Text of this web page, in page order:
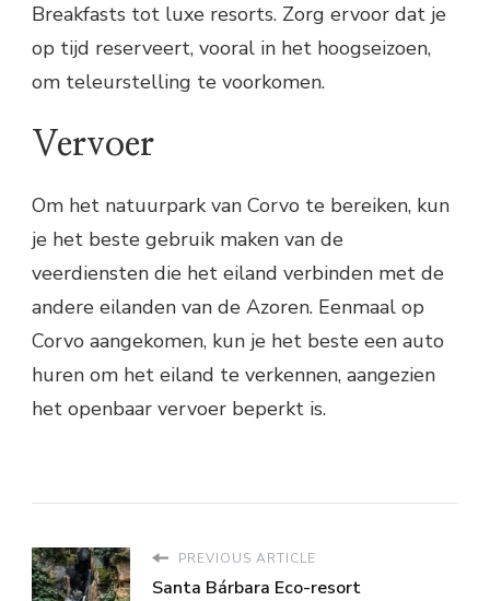
Breakfasts tot luxe resorts. Zorg ervoor dat je
op tijd reserveert, vooral in het hoogseizoen,
om teleurstelling te voorkomen.
Vervoer
Om het natuurpark van Corvo te bereiken, kun
je het beste gebruik maken van de
veerdiensten die het eiland verbinden met de
andere eilanden van de Azoren. Eenmaal op
Corvo aangekomen, kun je het beste een auto
huren om het eiland te verkennen, aangezien
het openbaar vervoer beperkt is.
PREVIOUS ARTICLE
Santa Bárbara Eco-resort